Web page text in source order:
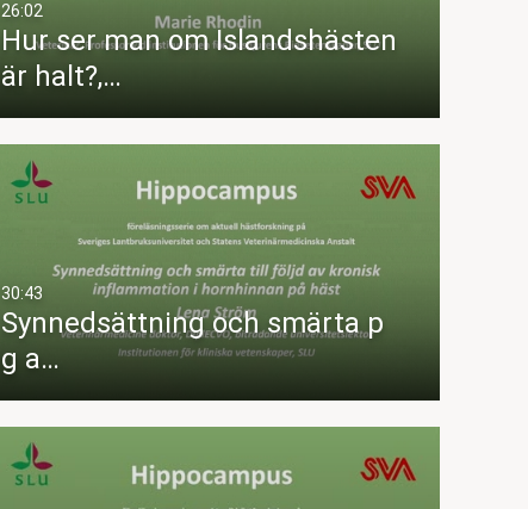
26:02
Hur ser man om Islandshästen
är halt?,…
30:43
Synnedsättning och smärta p
g a…